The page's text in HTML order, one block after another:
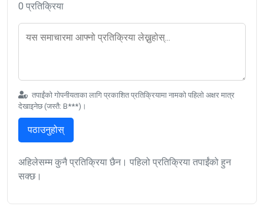
0 प्रतिक्रिया
तपाईंको गोपनीयताका लागि प्रकाशित प्रतिक्रियामा नामको पहिलो अक्षर मात्र
देखाइनेछ (जस्तै: B***)।
पठाउनुहोस्
अहिलेसम्म कुनै प्रतिक्रिया छैन। पहिलो प्रतिक्रिया तपाईंको हुन
सक्छ।